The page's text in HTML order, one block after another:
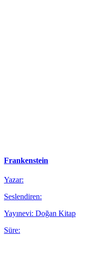
Frankenstein
Yazar:
Seslendiren:
Yayınevi: Doğan Kitap
Süre: